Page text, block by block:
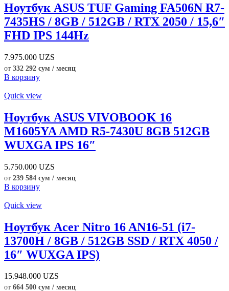
Ноутбук ASUS TUF Gaming FA506N R7-
7435HS / 8GB / 512GB / RTX 2050 / 15,6″
FHD IPS 144Hz
7.975.000 UZS
от 332 292 сум / месяц
В корзину
Quick view
Ноутбук ASUS VIVOBOOK 16
M1605YA AMD R5-7430U 8GB 512GB
WUXGA IPS 16″
5.750.000 UZS
от 239 584 сум / месяц
В корзину
Quick view
Ноутбук Acer Nitro 16 AN16-51 (i7-
13700H / 8GB / 512GB SSD / RTX 4050 /
16″ WUXGA IPS)
15.948.000 UZS
от 664 500 сум / месяц